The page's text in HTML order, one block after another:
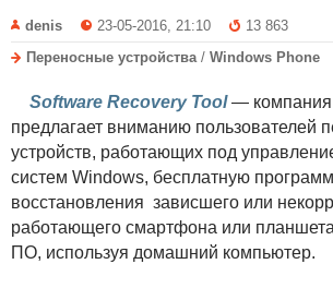
denis 23-05-2016, 21:10
13 863
Переносные устройства / Windows Phone
Software Recovery Tool— компания
предлагает вниманию пользователей
устройств, работающих под
систем Windows, бесплатную
восстановления зависшего или
работающего смартфона или
ПО, используя домашний компьютер.